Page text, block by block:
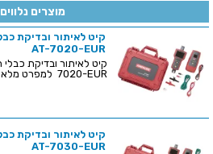
מוצרים נלווים
AT-7020-EUR
7020-EUR למפרט מלא לחץ כאן ...
AT-7030-EUR